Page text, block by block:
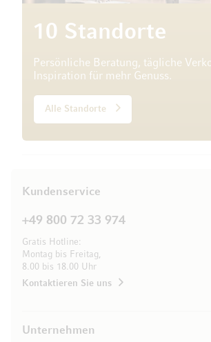
10 Standorte
Persönliche Beratung, tägliche
Inspiration für mehr Genuss.
Alle Standorte
Kundenservice
+49 800 72 33 974
Gratis Hotline:
Montag bis Freitag,
8.00 bis 18.00 Uhr
Kontaktieren Sie uns
Unternehmen